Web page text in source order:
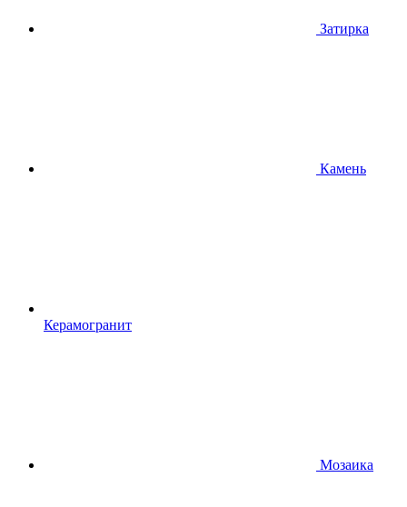
Затирка
Камень
Керамогранит
Мозаика